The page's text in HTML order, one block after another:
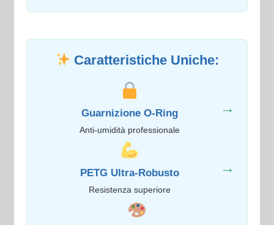
Caratteristiche Uniche:
Guarnizione O-Ring
Anti-umidità professionale
→
PETG Ultra-Robusto
Resistenza superiore
→